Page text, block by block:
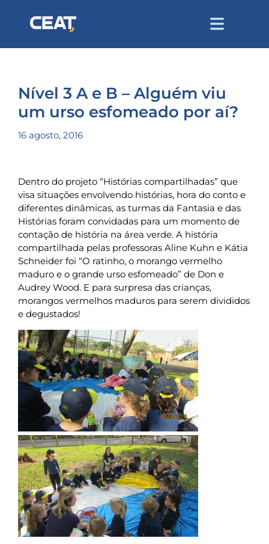
Nível 3 A e B – Alguém viu
um urso esfomeado por aí?
16 agosto, 2016
Dentro do projeto “Histórias compartilhadas” que
visa situações envolvendo histórias, hora do conto e
diferentes dinâmicas, as turmas da Fantasia e das
Histórias foram convidadas para um momento de
contação de história na área verde. A história
compartilhada pelas professoras Aline Kuhn e Kátia
Schneider foi “O ratinho, o morango vermelho
maduro e o grande urso esfomeado” de Don e
Audrey Wood. E para surpresa das crianças,
morangos vermelhos maduros para serem divididos
e degustados!